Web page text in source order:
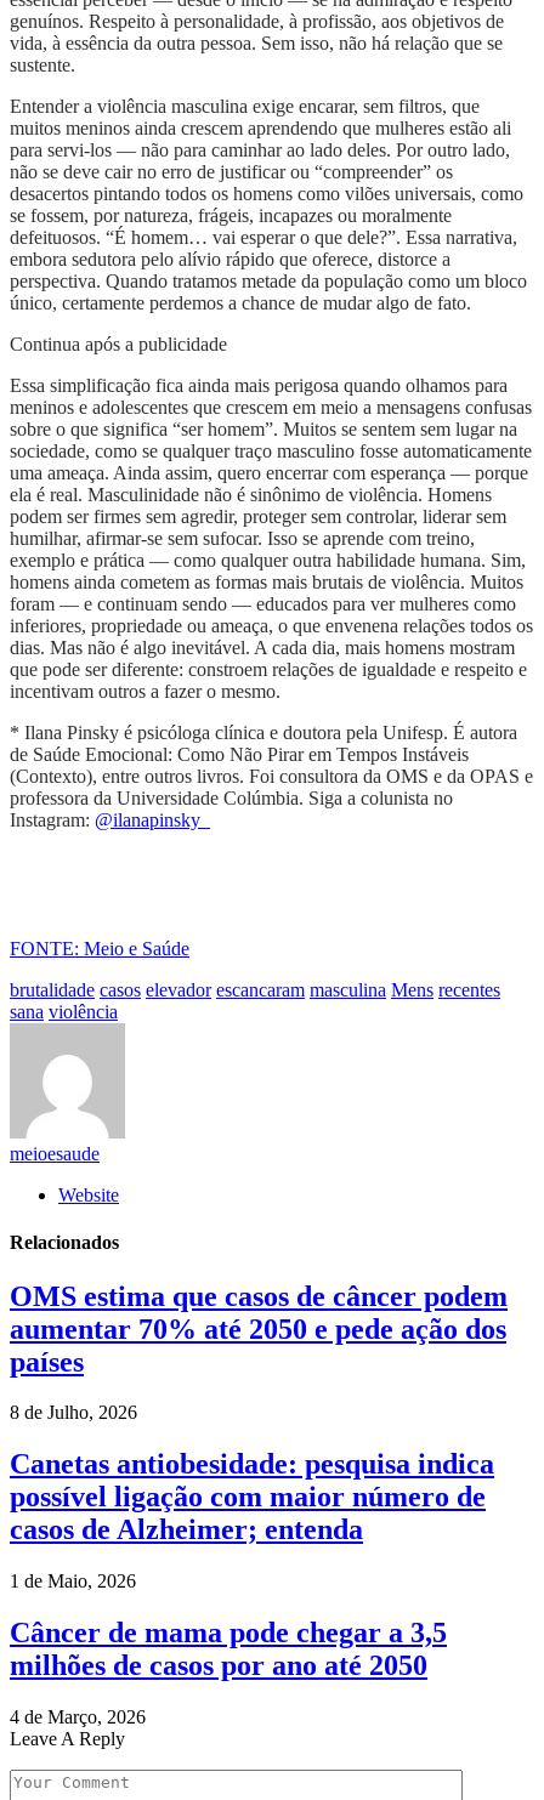
genuínos. Respeito à personalidade, à profissão, aos objetivos de
vida, à essência da outra pessoa. Sem isso, não há relação que se
sustente.
Entender a violência masculina exige encarar, sem filtros, que
muitos meninos ainda crescem aprendendo que mulheres estão ali
para servi-los — não para caminhar ao lado deles. Por outro lado,
não se deve cair no erro de justificar ou “compreender” os
desacertos pintando todos os homens como vilões universais, como
se fossem, por natureza, frágeis, incapazes ou moralmente
defeituosos. “É homem… vai esperar o que dele?”. Essa narrativa,
embora sedutora pelo alívio rápido que oferece, distorce a
perspectiva. Quando tratamos metade da população como um bloco
único, certamente perdemos a chance de mudar algo de fato.
Continua após a publicidade
Essa simplificação fica ainda mais perigosa quando olhamos para
meninos e adolescentes que crescem em meio a mensagens confusas
sobre o que significa “ser homem”. Muitos se sentem sem lugar na
sociedade, como se qualquer traço masculino fosse automaticamente
uma ameaça. Ainda assim, quero encerrar com esperança — porque
ela é real. Masculinidade não é sinônimo de violência. Homens
podem ser firmes sem agredir, proteger sem controlar, liderar sem
humilhar, afirmar-se sem sufocar. Isso se aprende com treino,
exemplo e prática — como qualquer outra habilidade humana. Sim,
homens ainda cometem as formas mais brutais de violência. Muitos
foram — e continuam sendo — educados para ver mulheres como
inferiores, propriedade ou ameaça, o que envenena relações todos os
dias. Mas não é algo inevitável. A cada dia, mais homens mostram
que pode ser diferente: constroem relações de igualdade e respeito e
incentivam outros a fazer o mesmo.
* Ilana Pinsky é psicóloga clínica e doutora pela Unifesp. É autora
de Saúde Emocional: Como Não Pirar em Tempos Instáveis
(Contexto), entre outros livros. Foi consultora da OMS e da OPAS e
professora da Universidade Colúmbia. Siga a colunista no
Instagram: @ilanapinsky_
FONTE: Meio e Saúde
brutalidade casos elevador escancaram masculina Mens recentes
sana violência
meioesaude
Website
Relacionados
OMS estima que casos de câncer podem
aumentar 70% até 2050 e pede ação dos
países
8 de Julho, 2026
Canetas antiobesidade: pesquisa indica
possível ligação com maior número de
casos de Alzheimer; entenda
1 de Maio, 2026
Câncer de mama pode chegar a 3,5
milhões de casos por ano até 2050
4 de Março, 2026
Leave A Reply